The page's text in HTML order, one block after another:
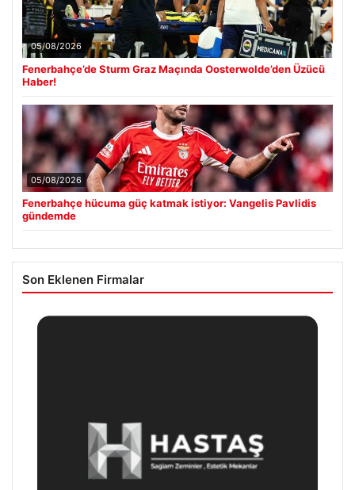
05/08/2026
Fenerbahçe’de Sturm Graz Maçında Oosterwolde’den Üzücü
Haber!
05/08/2026
Fenerbahçe hücuma güç katmak istiyor: Vangelis Pavlidis
gündemde
Son Eklenen Firmalar